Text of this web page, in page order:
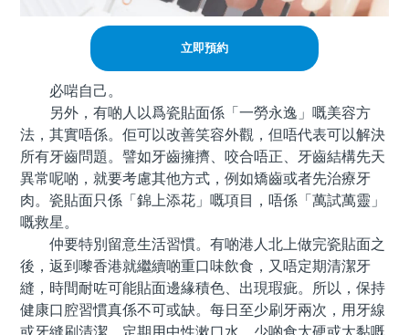
立即預約
必啱自己。
另外，有啲人以爲瓷貼面係「一勞永逸」嘅美容方
法，其實唔係。佢可以改善笑容外觀，但唔代表可以解決
所有牙齒問題。譬如牙齒擁擠、咬合唔正、牙齒結構先天
異常呢啲，就要考慮其他方式，例如矯齒或者先治療牙
肉。瓷貼面只係「錦上添花」嘅項目，唔係「萬試萬靈」
嘅救星。
仲要特別留意生活習慣。有啲港人北上做完瓷貼面之
後，返到嚟香港就繼續啲重口味飲食，又唔定期清潔牙
縫，時間耐咗可能貼面邊緣積色、出現瑕疵。所以，保持
健康口腔習慣真係不可或缺。每日至少刷牙兩次，用牙線
或牙縫刷清潔，定期用中性漱口水，少啲食太硬或太黏嘅